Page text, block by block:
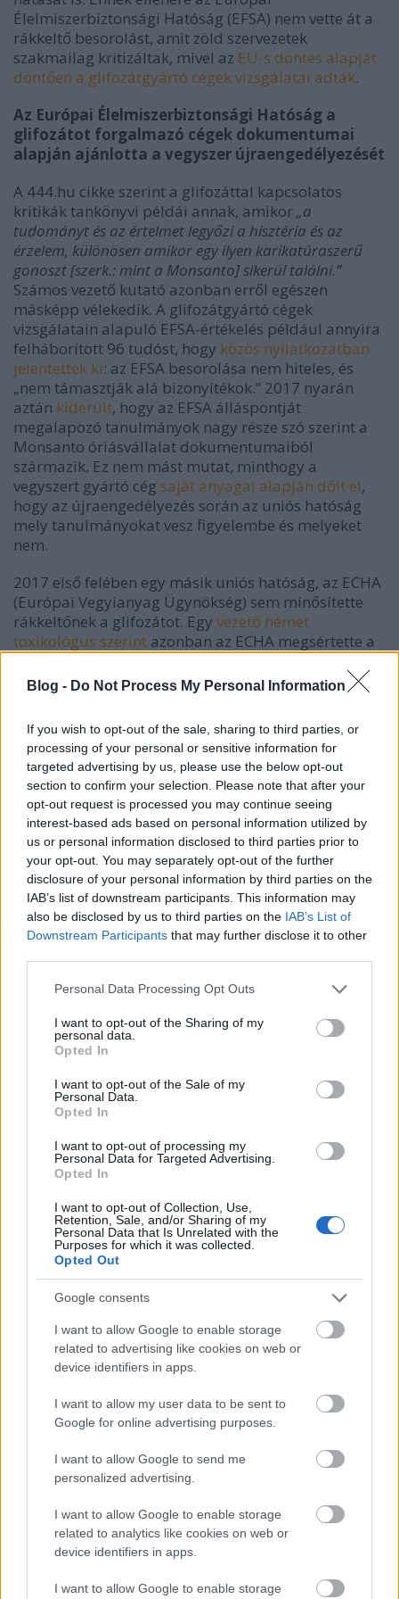
Blog - Do Not Process My Personal Information
If you wish to opt-out of the sale, sharing to third parties, or
processing of your personal or sensitive information for
targeted advertising by us, please use the below opt-out
section to confirm your selection. Please note that after your
opt-out request is processed you may continue seeing
interest-based ads based on personal information utilized by
us or personal information disclosed to third parties prior to
your opt-out. You may separately opt-out of the further
disclosure of your personal information by third parties on the
IAB’s list of downstream participants. This information may
also be disclosed by us to third parties on the IAB’s List of
Downstream Participants that may further disclose it to other
Please note that this website/app uses one or more Google
not limited to your visit or usage behaviour. You may click to
grant or deny consent to Google and its third-party tags to
use your data for below specified purposes in below Google
consent section.
Personal Data Processing Opt Outs
I want to opt-out of the Sharing of my
personal data.
Opted In
I want to opt-out of the Sale of my
Personal Data.
Opted In
I want to opt-out of processing my
Personal Data for Targeted Advertising.
Opted In
I want to opt-out of Collection, Use,
Retention, Sale, and/or Sharing of my
Personal Data that Is Unrelated with the
Purposes for which it was collected.
Opted Out
Google consents
I want to allow Google to enable storage
related to advertising like cookies on web or
device identifiers in apps.
I want to allow my user data to be sent to
Google for online advertising purposes.
I want to allow Google to send me
personalized advertising.
I want to allow Google to enable storage
related to analytics like cookies on web or
device identifiers in apps.
I want to allow Google to enable storage
Élelmiszerbiztonsági Hatóság (EFSA) nem vette át a
rákkeltő besorolást, amit zöld szervezetek
szakmailag kritizáltak, mivel az EU-s döntés alapját
döntően a glifozátgyártó cégek vizsgálatai adták.
Az Európai Élelmiszerbiztonsági Hatóság a
glifozátot forgalmazó cégek dokumentumai
alapján ajánlotta a vegyszer újraengedélyezését
A 444.hu cikke szerint a glifozáttal kapcsolatos
kritikák tankönyvi példái annak, amikor„a
tudományt és az értelmet legyőzi a hisztéria és az
érzelem, különösen amikor egy ilyen karikatúraszerű
gonoszt [szerk.: mint a Monsanto] sikerül találni.”
Számos vezető kutató azonban erről egészen
másképp vélekedik. A glifozátgyártó cégek
vizsgálatain alapuló EFSA-értékelés például annyira
felháborított 96 tudóst, hogy közös nyilatkozatban
jelentették ki: az EFSA besorolása nem hiteles, és
„nem támasztják alá bizonyítékok.” 2017 nyarán
aztán kiderült, hogy az EFSA álláspontját
megalapozó tanulmányok nagy része szó szerint a
Monsanto óriásvállalat dokumentumaiból
származik. Ez nem mást mutat, minthogy a
vegyszert gyártó cég saját anyagai alapján dőlt el,
hogy az újraengedélyezés során az uniós hatóság
mely tanulmányokat vesz figyelembe és melyeket
nem.
2017 első felében egy másik uniós hatóság, az ECHA
(Európai Vegyianyag Ügynökség) sem minősítette
rákkeltőnek a glifozátot. Egy vezető német
toxikológus szerint azonban az ECHA megsértette a
figyelembe a rákkeltő hatásra vonatkozó egyértelmű
bizonyítékokat. Az IARC tanácsadója, Chris Portier
pedig a Guardian brit lapban jelentette ki
, hogy a
glifozát az ECHA saját előírásai alapján is az 1B
rákkeltő kategóriába kéne, hogy tartozzon.
Ügynöksége (IARC)
A 444.hu-n megjelent írás az IARC szakmai munkáját
is próbálja némiképp relativizálni:
„az IARC leginkább
arról ismert, hogy listákat tesz közzé azokról az
ágensekről (anyagokról, környezeti tényezőkről, minden
egyébről), amiket karcinogénnek, azaz rákos
daganatok lehetséges kiváltójának, magyarul
rákkeltőnek tart.”Dehát„Mi mást [is] tehetne a világ
egészségügyi szervezete, ahol speciális területen
dolgozó onkológusokat hívnak meg a
szakbizottságokba, akik veszély-alapú azonosítást
végeznek? Jobban hihetünk a kereskedelmi alapú
feltárásban?” –teszi fel a jogos kérdést Darvas Béla
posztjában .
A cikk idézi, amikor a Reutersszámonkérte
az IARC-
on, hogy „nem vették figyelembe azokat az adatokat,
mutatnak”. Az IARC erre adott hivatalos reakcióját
azonban már nem közli Bede az írásában. Pedig
mellesleg a Monsanto által finanszírozott
vizsgálati
adatoknem feleltek megaz IARC szakmai
elvárásainak, így azokat az IARC nem tudta